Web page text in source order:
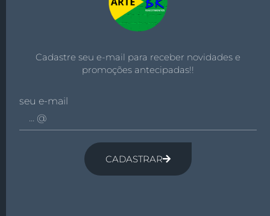
Cadastre seu e-mail para receber novidades e
promoções antecipadas!!
seu e-mail
CADASTRAR